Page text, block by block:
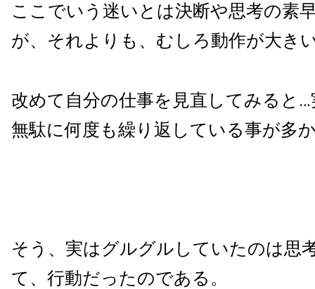
ここでいう迷いとは決断や思考の素
が、それよりも、むしろ動作が大き
改めて自分の仕事を見直してみると
無駄に何度も繰り返している事が多
そう、実はグルグルしていたのは思
て、行動だったのである。